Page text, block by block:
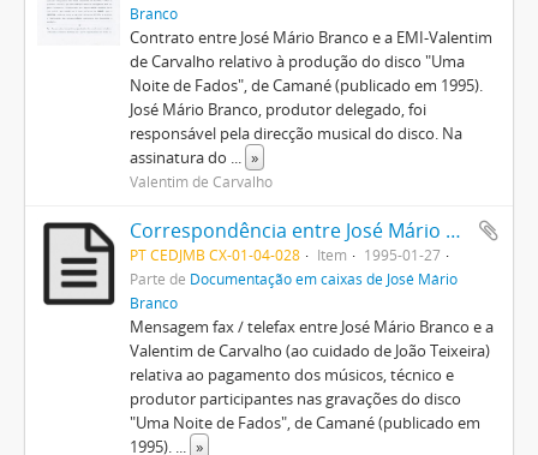
Branco
Contrato entre José Mário Branco e a EMI-Valentim
de Carvalho relativo à produção do disco "Uma
Noite de Fados", de Camané (publicado em 1995).
José Mário Branco, produtor delegado, foi
responsável pela direcção musical do disco. Na
assinatura do ... »
Valentim de Carvalho
Correspondência entre José Mário Branco e a EMI-Valentim de Carvalho
PT CEDJMB CX-01-04-028 Item
1995-01-27
Parte de Documentação em caixas de José Mário
Branco
Mensagem fax / telefax entre José Mário Branco e a
Valentim de Carvalho (ao cuidado de João Teixeira)
relativa ao pagamento dos músicos, técnico e
produtor participantes nas gravações do disco
"Uma Noite de Fados", de Camané (publicado em
1995). ... »